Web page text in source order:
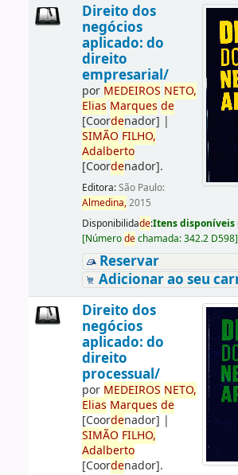
Direito dos
negócios
aplicado: do
direito
empresarial/
por MEDEIROS NETO,
Elias Marques de
[Coordenador] |
SIMÃO FILHO,
Adalberto
[Coordenador].
Editora:São Paulo:
Almedina,2015
Disponibilidade:Itens disponíveis
[Númerodechamada:342.2 D598]
Reservar
Adicionar ao seu
Direito dos
negócios
aplicado: do
direito
processual/
por MEDEIROS NETO,
Elias Marques de
[Coordenador] |
SIMÃO FILHO,
Adalberto
[Coordenador].